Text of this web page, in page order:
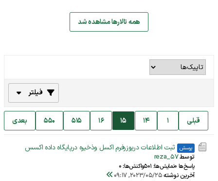
همه تالارها مشاهده شد
فیلتر
قبلی 1
14
15
16
515
550 بعدی
پرسش ثبت اطلاعات دریوزرفرم اکسل وذخیره درپایگاه داده اکسس
توسطreza_57
پاسخ‌ها 0 نمایش‌ها: 501 واکنش‌ها: 0
آخرین نوشته2023/05/25, 09:17